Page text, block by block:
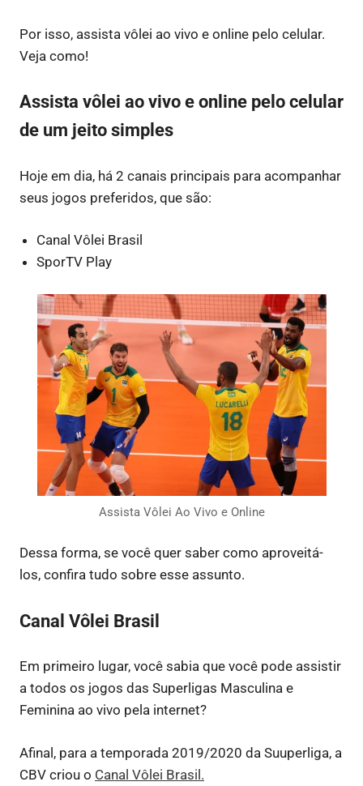
Por isso, assista vôlei ao vivo e online pelo celular.
Veja como!
Assista vôlei ao vivo e online pelo celular
de um jeito simples
Hoje em dia, há 2 canais principais para acompanhar
seus jogos preferidos, que são:
Canal Vôlei Brasil
SporTV Play
Assista Vôlei Ao Vivo e Online
Dessa forma, se você quer saber como aproveitá-
los, confira tudo sobre esse assunto.
Canal Vôlei Brasil
Em primeiro lugar, você sabia que você pode assistir
a todos os jogos das Superligas Masculina e
Feminina ao vivo pela internet?
Afinal, para a temporada 2019/2020 da Suuperliga, a
CBV criou o Canal Vôlei Brasil.